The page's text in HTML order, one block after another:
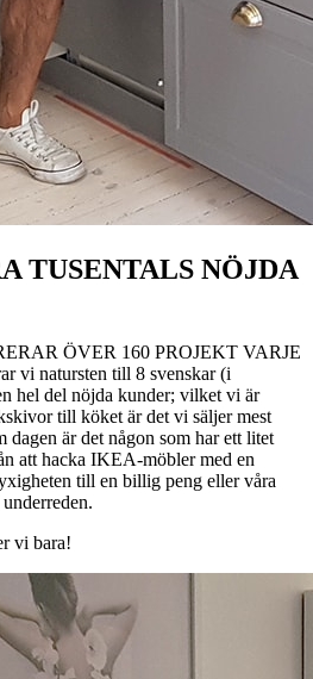
TUSENTALS NÖJDA
ÖVER 160 PROJEKT VARJE
vi natursten till 8 svenskar (i
hel del nöjda kunder; vilket vi är
till köket är det vi säljer mest
dagen är det någon som har ett litet
att hacka IKEA-möbler med en
till en billig peng eller våra
vi bara!